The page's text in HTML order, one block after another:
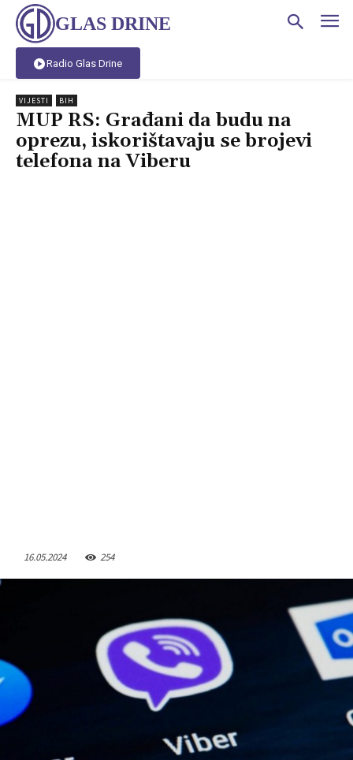
GLAS DRINE
Radio Glas Drine
VIJESTI BIH
MUP RS: Građani da budu na
oprezu, iskorištavaju se brojevi
telefona na Viberu
16.05.2024 254